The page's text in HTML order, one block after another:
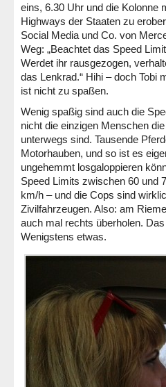
eins, 6.30 Uhr und die Kolonne
Highways der Staaten zu
Social Media und Co. von
Weg: „Beachtet das Speed
Werdet ihr rausgezogen,
das Lenkrad.“ Hihi – doch Tobi
ist nicht zu spaßen.
Wenig spaßig sind auch die
nicht die einzigen Menschen
unterwegs sind. Tausende
Motorhauben, und so ist es
ungehemmt losgaloppieren
Speed Limits zwischen 60 und
km/h – und die Cops sind
Zivilfahrzeugen. Also: am
auch mal rechts überholen.
Wenigstens etwas.